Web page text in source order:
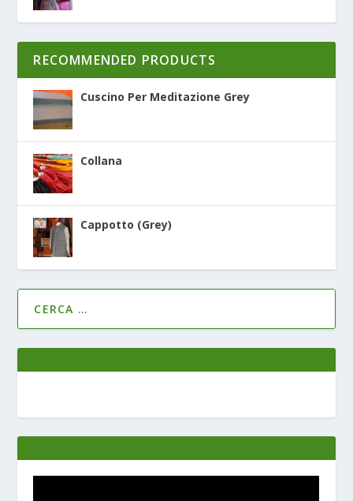
RECOMMENDED PRODUCTS
Cuscino Per Meditazione Grey
Collana
Cappotto (Grey)